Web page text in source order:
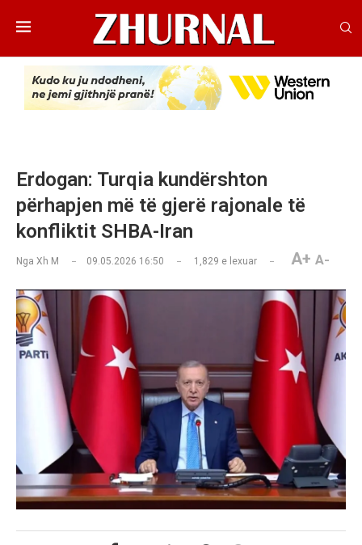
Erdogan: Turqia kundërshton
përhapjen më të gjerë rajonale të
konfliktit SHBA-Iran
Nga Xh M 09.05.2026 16:50 1,829 e lexuar A+ A-